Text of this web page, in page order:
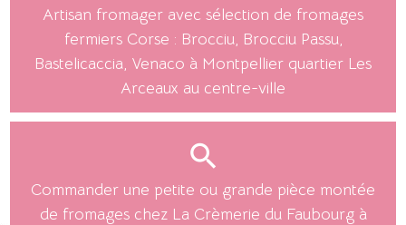
Artisan fromager avec sélection de fromages
fermiers Corse : Brocciu, Brocciu Passu,
Bastelicaccia, Venaco à Montpellier quartier Les
Arceaux au centre-ville
Commander une petite ou grande pièce montée
de fromages chez La Crèmerie du Faubourg à